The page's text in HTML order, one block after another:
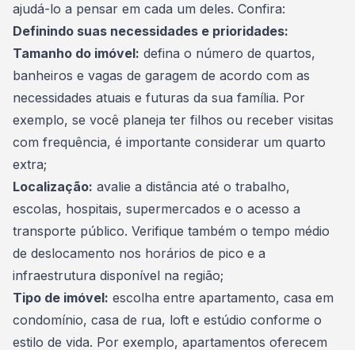
ajudá-lo a pensar em cada um deles. Confira:
Definindo suas necessidades e prioridades:
Tamanho do imóvel: defina o número de quartos,
banheiros e vagas de garagem de acordo com as
necessidades atuais e futuras da sua família. Por
exemplo, se você planeja ter filhos ou receber visitas
com frequência, é importante considerar um quarto
extra;
Localização: avalie a distância até o trabalho,
escolas, hospitais, supermercados e o acesso a
transporte público. Verifique também o tempo médio
de deslocamento nos horários de pico e a
infraestrutura disponível na região;
Tipo de imóvel: escolha entre apartamento, casa em
condomínio, casa de rua, loft e estúdio conforme o
estilo de vida. Por exemplo, apartamentos oferecem